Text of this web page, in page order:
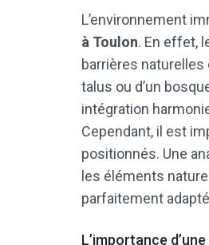
L’environnement
à Toulon. En effet,
barrières naturelles
talus ou d’un
intégration
Cependant, il est
positionnés. Une
les éléments
parfaitement
L’importance